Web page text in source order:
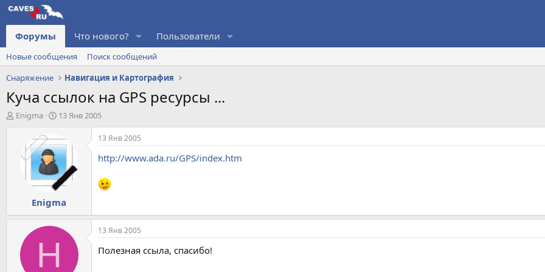
Форумы Что нового? Пользователи
Новые сообщения
Поиск сообщений
Снаряжение
Навигация и Картография
Куча ссылок на GPS ресурсы ...
А
Enigma
Д
т
а
н
а
ч
а
л
а
13 Янв 2005
Enigma
13 Янв 2005
http://www.ada.ru/GPS/index.htm
H
13 Янв 2005
Полезная ссыла, спасибо!